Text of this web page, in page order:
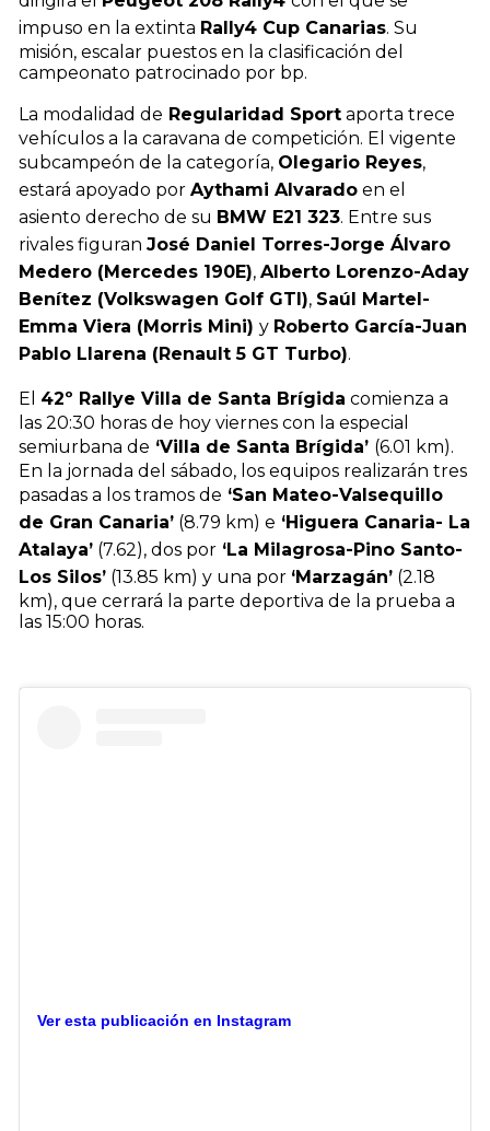
impuso en la extinta Rally4 Cup Canarias. Su
misión, escalar puestos en la clasificación del
campeonato patrocinado por bp.
La modalidad de Regularidad Sport aporta trece
vehículos a la caravana de competición. El vigente
subcampeón de la categoría, Olegario Reyes,
estará apoyado por Aythami Alvarado en el
asiento derecho de su BMW E21 323. Entre sus
rivales figuran José Daniel Torres-Jorge Álvaro
Medero (Mercedes 190E), Alberto Lorenzo-Aday
Benítez (Volkswagen Golf GTI), Saúl Martel-
Emma Viera (Morris Mini) y Roberto García-Juan
Pablo Llarena (Renault 5 GT Turbo).
El 42º Rallye Villa de Santa Brígida comienza a
las 20:30 horas de hoy viernes con la especial
semiurbana de ‘Villa de Santa Brígida’ (6.01 km).
En la jornada del sábado, los equipos realizarán tres
pasadas a los tramos de ‘San Mateo-Valsequillo
de Gran Canaria’ (8.79 km) e ‘Higuera Canaria- La
Atalaya’ (7.62), dos por ‘La Milagrosa-Pino Santo-
Los Silos’ (13.85 km) y una por ‘Marzagán’ (2.18
km), que cerrará la parte deportiva de la prueba a
las 15:00 horas.
Ver esta publicación en Instagram